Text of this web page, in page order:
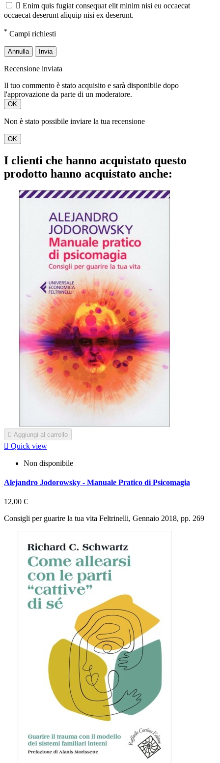
 Enim quis fugiat consequat elit minim nisi eu occaecat
occaecat deserunt aliquip nisi ex deserunt.
* Campi richiesti
Annulla Invia
Recensione inviata
Il tuo commento è stato acquisito e sarà disponibile dopo
l'approvazione da parte di un moderatore.
OK
Non è stato possibile inviare la tua recensione
OK
I clienti che hanno acquistato questo
prodotto hanno acquistato anche:
 Aggiungi al carrello
 Quick view
Non disponibile
Alejandro Jodorowsky - Manuale Pratico di Psicomagia
12,00 €
Consigli per guarire la tua vita Feltrinelli, Gennaio 2018, pp. 269